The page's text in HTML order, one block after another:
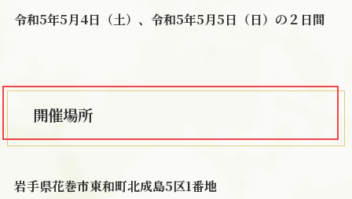
令和5年5月4日（土）、令和5年5月5日（日）の２日間
開催場所
岩手県花巻市東和町北成島5区1番地